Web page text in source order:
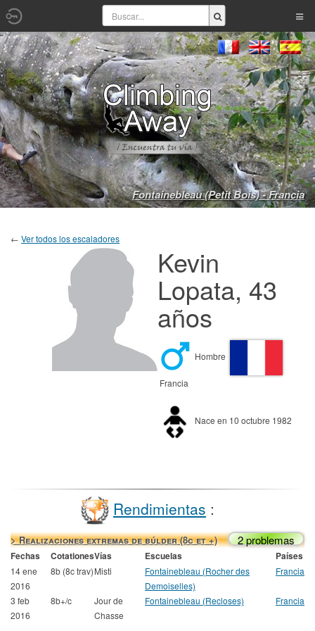
Fontainebleau (Petit Bois) - Francia
← Ver todos los escaladores
Kevin
Lopata, 43
años
Hombre
Francia
Nace en 10 octubre 1982
Rendimientas :
> Realizaciones extremas de búlder (8c et +) 2 problemas
Fechas CotationesVías Escuelas Países
14 ene
2016
8b (8c trav)Misti
Fontainebleau (Rocher des
Demoiselles)
Francia
3 feb
2016
8b+/c
Jour de
Chasse
Fontainebleau (Recloses) Francia